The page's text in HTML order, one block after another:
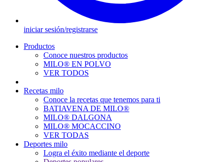
iniciar sesión/registrarse
navigation
Productos
Conoce nuestros productos
MILO® EN POLVO
VER TODOS
Recetas milo
Conoce la recetas que tenemos para ti
BATIAVENA DE MILO®
MILO® DALGONA
MILO® MOCACCINO
VER TODAS
Deportes milo
Logra el éxito mediante el deporte